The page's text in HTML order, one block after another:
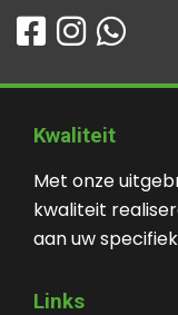
Kwaliteit
Met onze
kwaliteit
aan uw
Links